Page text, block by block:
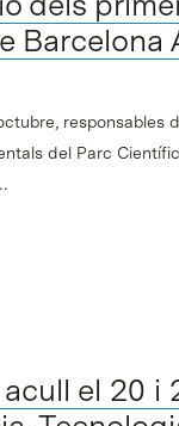
Barcelona
responsables
del Parc
el 20 i